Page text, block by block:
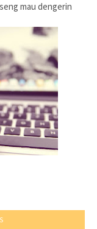
mau dengerin